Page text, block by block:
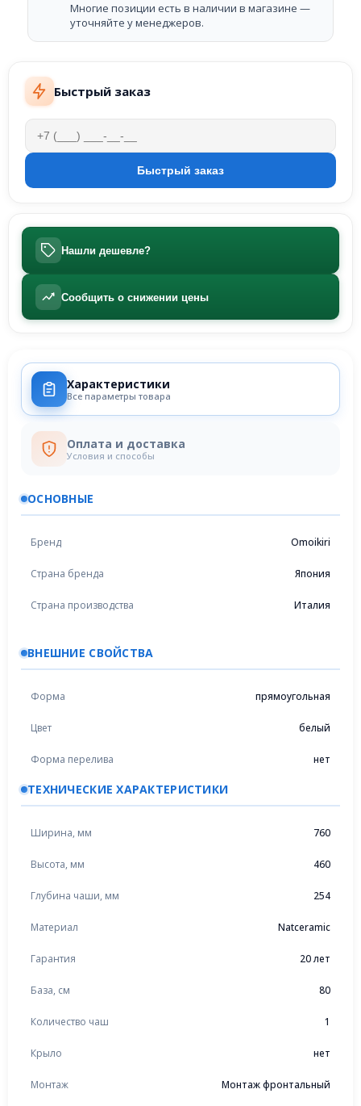
Быстрый заказ
Нашли дешевле?
Сообщить о снижении цены
Многие позиции есть в наличии в магазине —
уточняйте у менеджеров.
Характеристики
Все параметры товара
Оплата и доставка
Условия и способы
ОСНОВНЫЕ
Бренд Omoikiri
Страна бренда Япония
Страна производства Италия
ВНЕШНИЕ СВОЙСТВА
Форма прямоугольная
Цвет белый
Форма перелива нет
ТЕХНИЧЕСКИЕ ХАРАКТЕРИСТИКИ
Ширина, мм 760
Высота, мм 460
Глубина чаши, мм 254
Материал Natceramic
Гарантия 20 лет
База, см 80
Количество чаш 1
Крыло нет
Монтаж Монтаж фронтальный